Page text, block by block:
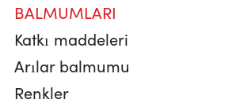
BALMUMLARI
Katkı maddeleri
Arılar balmumu
Renkler